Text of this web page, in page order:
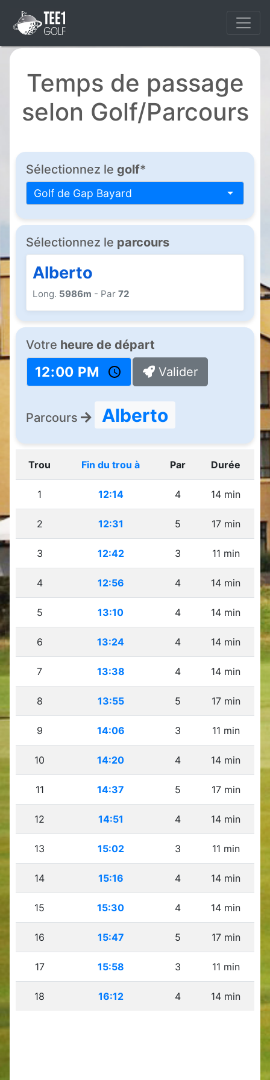
Temps de passage
selon Golf/Parcours
Sélectionnez le golf*
Golf de Gap Bayard
Sélectionnez le parcours
Alberto
Long. 5986m - Par 72
Votre heure de départ
Valider
Parcours Alberto
Trou Fin du trou à Par Durée
1 12:14 4 14 min
2 12:31 5 17 min
3 12:42 3 11 min
4 12:56 4 14 min
5 13:10 4 14 min
6 13:24 4 14 min
7 13:38 4 14 min
8 13:55 5 17 min
9 14:06 3 11 min
10 14:20 4 14 min
11 14:37 5 17 min
12 14:51 4 14 min
13 15:02 3 11 min
14 15:16 4 14 min
15 15:30 4 14 min
16 15:47 5 17 min
17 15:58 3 11 min
18 16:12 4 14 min